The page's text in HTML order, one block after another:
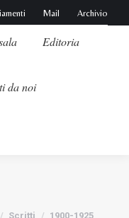
Mail Archivio
Editoria
da noi
Scritti
1900-1925